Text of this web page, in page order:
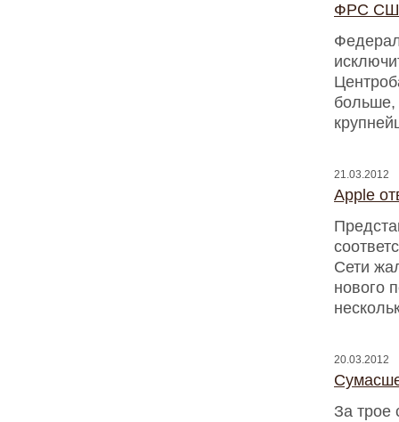
ФРС
больше,
21.03.2012
Apple
Сети
нового
20.03.2012
За трое